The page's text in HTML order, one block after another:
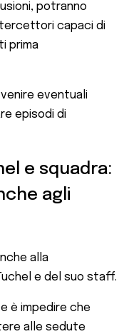
potranno
capaci di
prima
eventuali
episodi di
e squadra:
agli
alla
e del suo staff.
è impedire che
alle sedute